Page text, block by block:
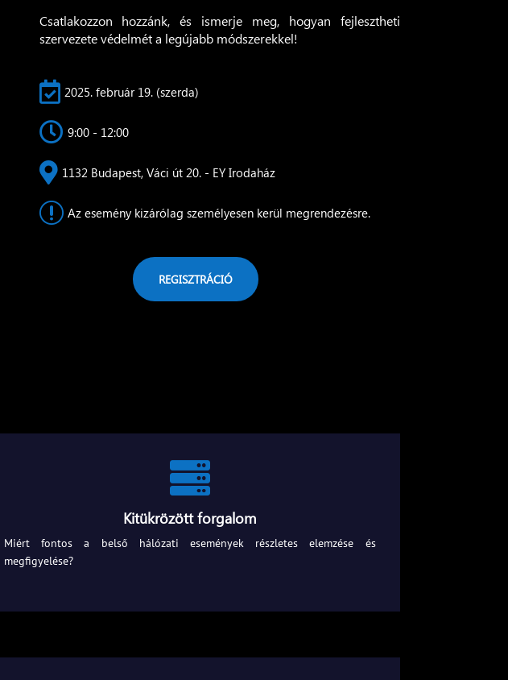
Csatlakozzon hozzánk, és ismerje meg, hogyan fejlesztheti
szervezete védelmét a legújabb módszerekkel!
 2025. február 19. (szerda)
 9:00 - 12:00
 1132 Budapest, Váci út 20. - EY Irodaház
r Az esemény kizárólag személyesen kerül megrendezésre.
REGISZTRÁCIÓ

Kitükrözött forgalom
Miért fontos a belső hálózati események részletes elemzése és
megfigyelése?